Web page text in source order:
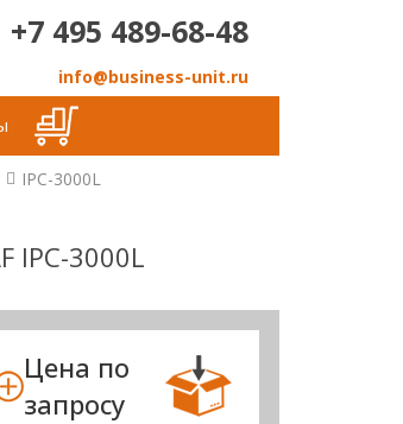
+7 495 489-68-48
info@business-unit.ru
IPC-3000L
IPC-3000L
Цена по
запросу